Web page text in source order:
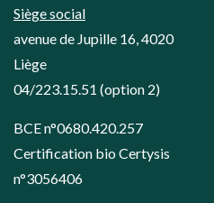
Siège social
avenue de Jupille 16, 4020
Liège
04/223.15.51 (option 2)
BCE n°0680.420.257
Certification bio Certysis
n°3056406